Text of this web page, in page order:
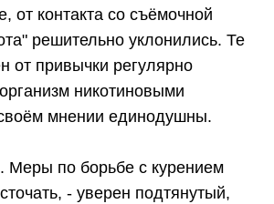
от контакта со съёмочной
решительно уклонились. Те
от привычки регулярно
никотиновыми
мнении единодушны.
по борьбе с курением
- уверен подтянутый,